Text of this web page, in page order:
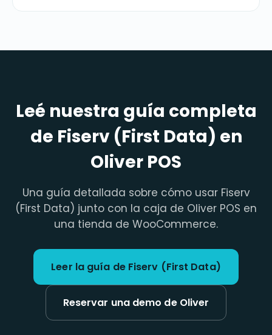
Leé nuestra guía completa
de Fiserv (First Data) en
Oliver POS
Una guía detallada sobre cómo usar Fiserv
(First Data) junto con la caja de Oliver POS en
una tienda de WooCommerce.
Leer la guía de Fiserv (First Data)
Reservar una demo de Oliver